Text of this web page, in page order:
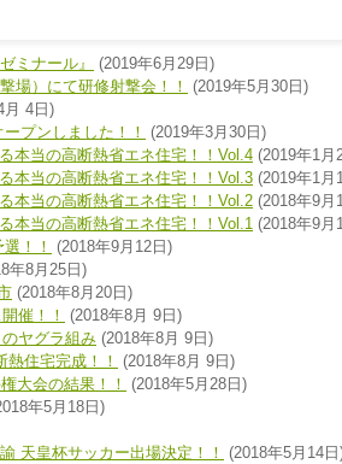
ミナール』
(2019年6月29日)
場）にて研修射撃会！！ (2019年5月30日)
月 4日)
プンしました！！ (2019年3月30日)
本当の高断熱省エネ住宅！！Vol.4 (2019年1月
本当の高断熱省エネ住宅！！Vol.3 (2019年1月
本当の高断熱省エネ住宅！！Vol.2 (2018年9月
本当の高断熱省エネ住宅！！Vol.1 (2018年9月
！！
(2018年9月12日)
年8月25日)
(2018年8月20日)
催！！
(2018年8月 9日)
ヤグラ組み (2018年8月 9日)
住宅完成！！ (2018年8月 9日)
大会の結果！！ (2018年5月28日)
年5月18日)
天皇杯サッカー出場決定！！ (2018年5月14日